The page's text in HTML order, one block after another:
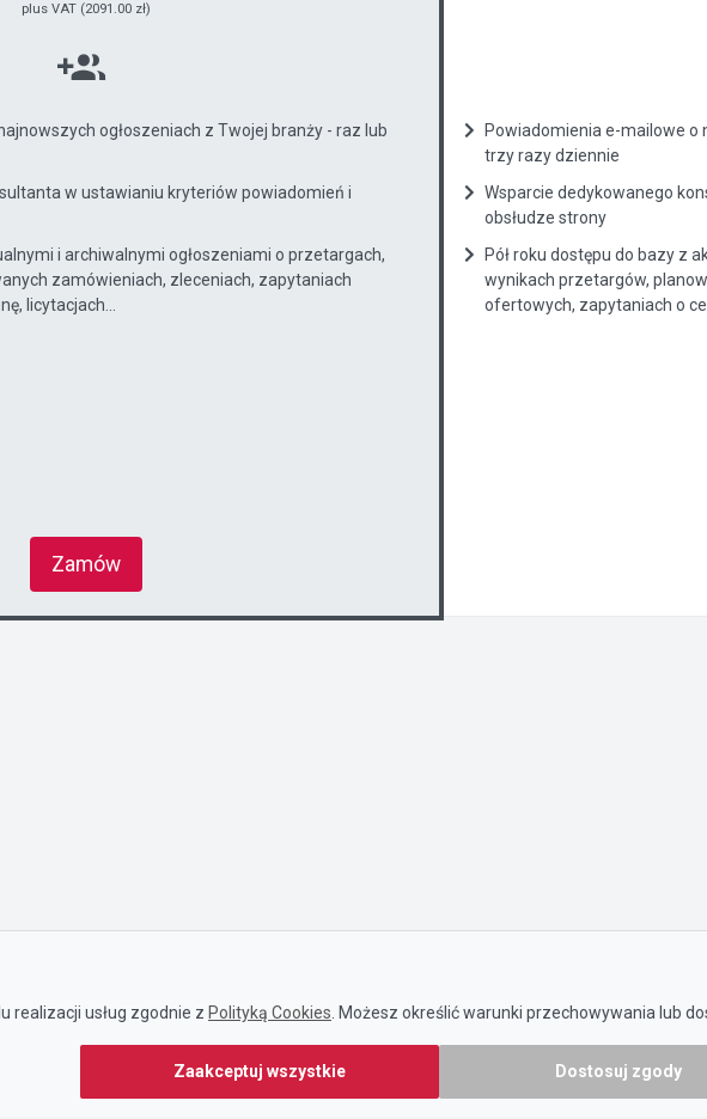
plus VAT (2091.00 zł)
ogłoszeniach z Twojej branży - raz lub
w ustawianiu kryteriów powiadomień i
i archiwalnymi ogłoszeniami o przetargach,
zamówieniach, zleceniach, zapytaniach
licytacjach...
Zamów
Powiadomienia e-mailowe o
trzy razy dziennie
Wsparcie dedykowanego
obsłudze strony
Pół roku dostępu do bazy z
wynikach przetargów,
ofertowych, zapytaniach o
realizacji usług zgodnie z Polityką Cookies . Możesz określić warunki przechowywania lub
Zaakceptuj wszystkie Dostosuj zgody